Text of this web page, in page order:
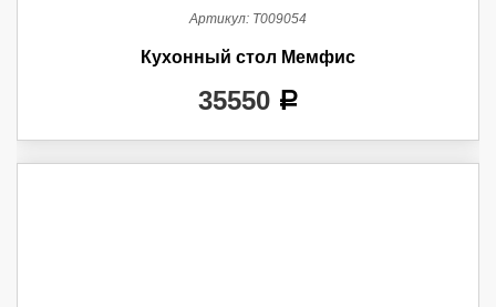
Артикул: Т009054
Кухонный стол Мемфис
35550 a